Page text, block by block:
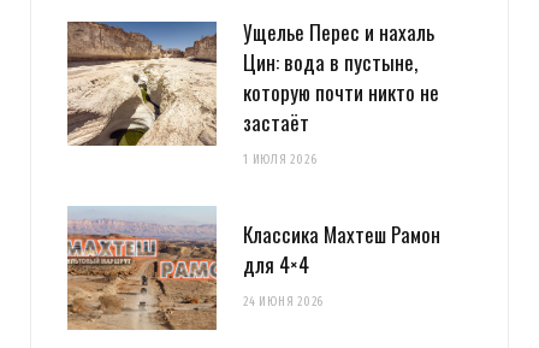
Ущелье Перес и нахаль
Цин: вода в пустыне,
которую почти никто не
застаёт
1 ИЮЛЯ 2026
Классика Махтеш Рамон
для 4×4
24 ИЮНЯ 2026